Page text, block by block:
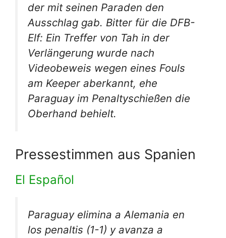
der mit seinen Paraden den
Ausschlag gab. Bitter für die DFB-
Elf: Ein Treffer von Tah in der
Verlängerung wurde nach
Videobeweis wegen eines Fouls
am Keeper aberkannt, ehe
Paraguay im Penaltyschießen die
Oberhand behielt.
Pressestimmen aus Spanien
El Español
Paraguay elimina a Alemania en
los penaltis (1-1) y avanza a